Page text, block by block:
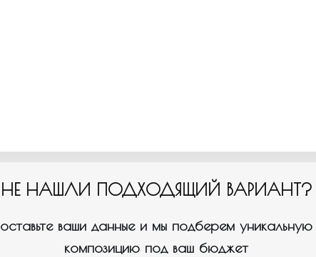
НЕ НАШЛИ ПОДХОДЯЩИЙ ВАРИАНТ?
оставьте ваши данные и мы подберем уникальную
композицию под ваш бюджет